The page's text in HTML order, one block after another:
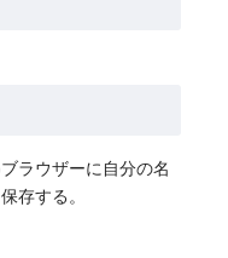
ラウザーに自分の名
存する。